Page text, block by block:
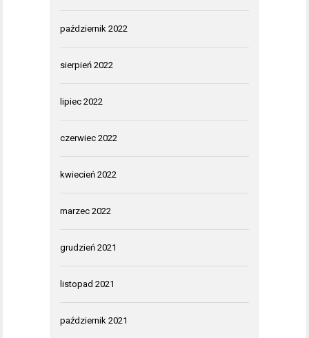
październik 2022
sierpień 2022
lipiec 2022
czerwiec 2022
kwiecień 2022
marzec 2022
grudzień 2021
listopad 2021
październik 2021